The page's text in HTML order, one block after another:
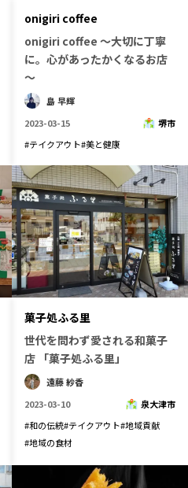
福岡エリア
長崎エリア
大分エリア
地域を代表する 企業100選
行政連携記事
選出企業特別対談
SDGsの先駆者
onigiri coffee
onigiri coffee ～大切に丁寧
に。心があったかくなるお店
～
島 早輝
2023-03-15
堺市
#テイクアウト#美と健康
菓子処ふる里
世代を問わず愛される和菓子
店 「菓子処ふる里」
遠藤 紗香
2023-03-10
泉大津市
#和の伝統#テイクアウト#地域貢献
#地域の食材